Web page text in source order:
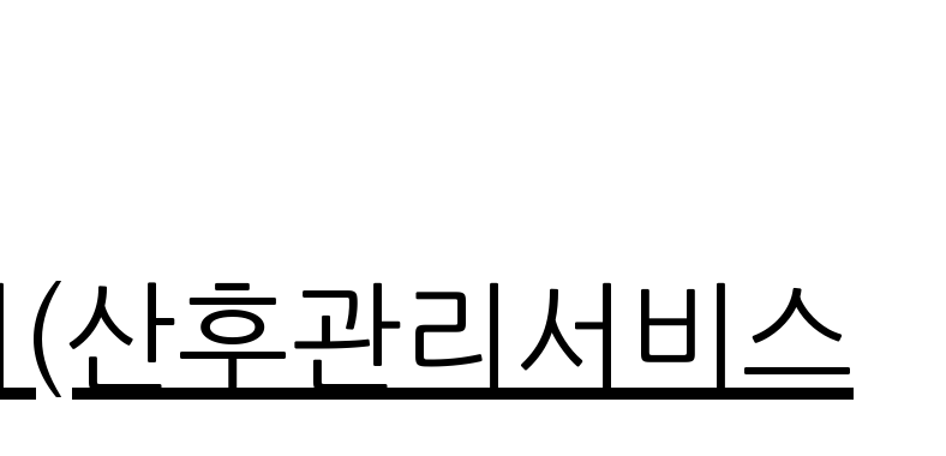
산후관리서비스